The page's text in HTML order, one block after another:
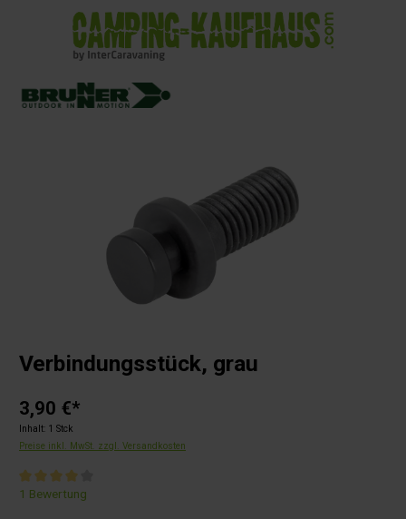
springen
Verbindungsstück, grau
3,90 €*
Inhalt: 1 Stck
Preise inkl. MwSt. zzgl. Versandkosten
Durchschnittliche Bewertung von 4 von 5 Sternen
1 Bewertung